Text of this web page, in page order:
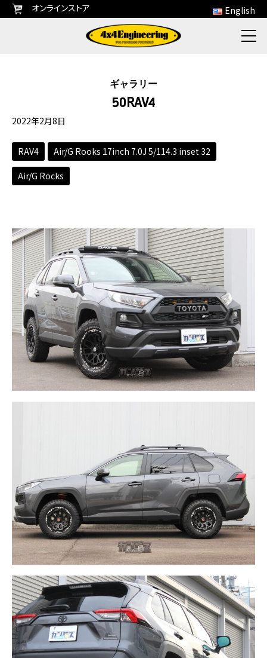
オンラインストア English
ギャラリー
50RAV4
2022年2月8日
RAV4 Air/G Rooks 17inch 7.0J 5/114.3 inset 32
Air/G Rocks